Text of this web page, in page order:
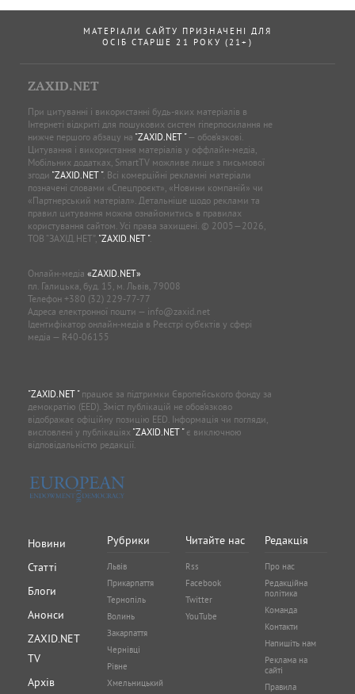
МАТЕРІАЛИ САЙТУ ПРИЗНАЧЕНІ ДЛЯ
ОСІБ СТАРШЕ 21 РОКУ (21+)
ZAXID.NET
При цитуванні і використанні будь-яких матеріалів в
Інтернеті відкриті для пошукових систем гіперпосилання не
нижче першого абзацу на "ZAXID.NET "— обов’язкові.
Цитування і використання матеріалів у оффлайн-медіа,
Мобільних додатках, SmartTV можливе лише з письмової
згоди "ZAXID.NET ". Всі комерційні рекламні матеріали
позначені словами «Спецпроєкт», «Новини компаній» чи
«Партнерський матеріал». Детальніше щодо реклами та
правил цитування можна ознайомитись в правилах
користування сайтом. Усі права захищені. © 2005—2026,
ТОВ “ЗАХІД.НЕТ”, "ZAXID.NET ".
Онлайн-медіа «ZAXID.NET»
пл. Галицька, буд. 15, м. Львів, 79008
Телефон +380 (32) 229-77-77
Адреса електронної пошти — info@zaxid.net
Ідентифікатор онлайн-медіа в Реєстрі суб'єктів у сфері
медіа — R40-06155
"ZAXID.NET "працює за підтримки Європейського фонду за
демократію (EED). Зміст публікацій не обов’язково
відображає офіційну позицію EED. Інформація чи погляди,
висловлені у публікаціях "ZAXID.NET "є виключною
відповідальністю редакції.
Новини
Статті
Блоги
Анонси
ZAXID.NET
TV
Архів
Рубрики
Львів
Прикарпаття
Тернопіль
Волинь
Закарпаття
Чернівці
Рівне
Хмельницький
Читайте нас
Rss
Facebook
Twitter
YouTube
Редакція
Про нас
Редакційна
політика
Команда
Контакти
Напишіть нам
Реклама на
сайті
Правила